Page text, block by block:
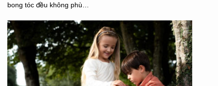
bong tóc đều không phù…